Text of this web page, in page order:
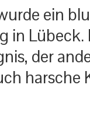
ein
in Lübeck.
der
harsche